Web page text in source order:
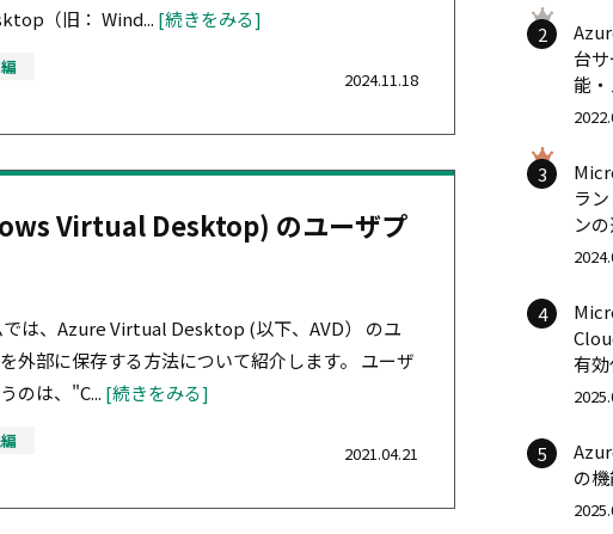
（旧： Wind... [続きをみる]
2024.11.18
Virtual Desktop) のユーザプ
では、Azure Virtual Desktop (以下、AVD） のユ
外部に保存する方法について紹介します。 ユーザ
のは、"C... [続きをみる]
2021.04.21
2
台
能
3
ラ
ン
4
有
5
の